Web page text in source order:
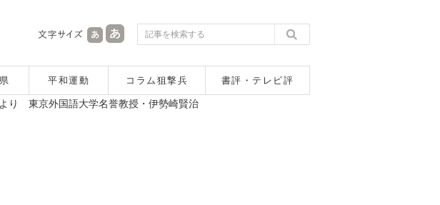
平和運動 コラム狙撃兵 書評・テレビ評
り 東京外国語大学名誉教授・伊勢崎賢治